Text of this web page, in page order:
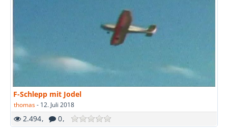
F-Schlepp mit Jodel
thomas- 12. Juli 2018
2.494 0